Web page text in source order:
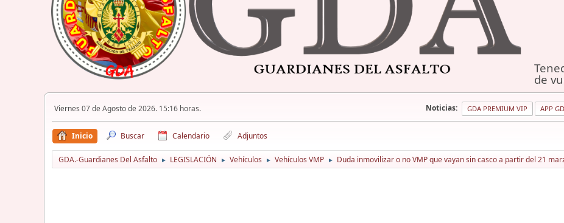
de
Viernes 07 de Agosto de 2026. 15:16 horas. Noticias: GDA PREMIUM VIP APP
Inicio Buscar Calendario Adjuntos
GDA.-Guardianes Del Asfalto ► LEGISLACIÓN ► Vehículos ► Vehículos VMP ► Duda inmovilizar o no VMP que vayan sin casco a partir del 21